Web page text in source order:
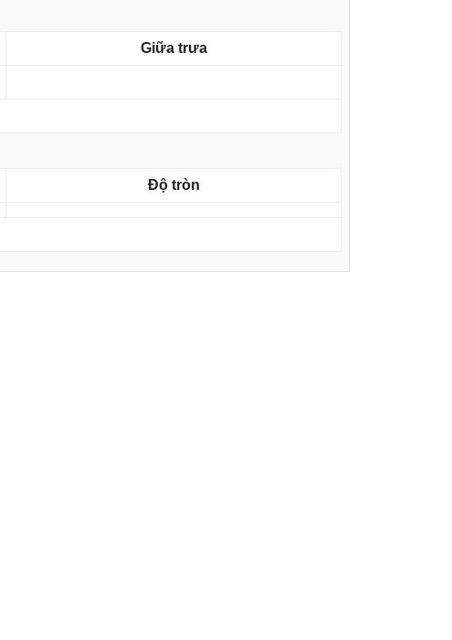
Giữa trưa
Độ tròn